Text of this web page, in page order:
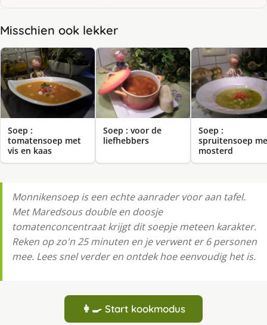
Misschien ook lekker
Soep :
tomatensoep met
vis en kaas
Soep : voor de
liefhebbers
Soep :
spruitensoep
mosterd
Monnikensoep is een echte aanrader voor aan tafel.
Met Maredsous double en doosje
tomatenconcentraat krijgt dit soepje meteen karakter.
Reken op zo'n 25 minuten en je verwent er 6 personen
mee. Lees snel verder en ontdek hoe eenvoudig het is.
👩‍🍳 Start kookmodus